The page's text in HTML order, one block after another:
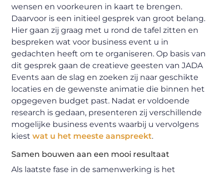
wensen en voorkeuren in kaart te brengen.
Daarvoor is een initieel gesprek van groot belang.
Hier gaan zij graag met u rond de tafel zitten en
bespreken wat voor business event u in
gedachten heeft om te organiseren. Op basis van
dit gesprek gaan de creatieve geesten van JADA
Events aan de slag en zoeken zij naar geschikte
locaties en de gewenste animatie die binnen het
opgegeven budget past. Nadat er voldoende
research is gedaan, presenteren zij verschillende
mogelijke business events waarbij u vervolgens
kiestwat u het meeste aanspreekt.
Samen bouwen aan een mooi resultaat
Als laatste fase in de samenwerking is het